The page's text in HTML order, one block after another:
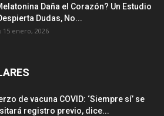
Daña el Corazón? Un Estudio
Dudas, No...
15 enero, 2026
de vacuna COVID: ‘Siempre sí’ se
registro previo, dice...